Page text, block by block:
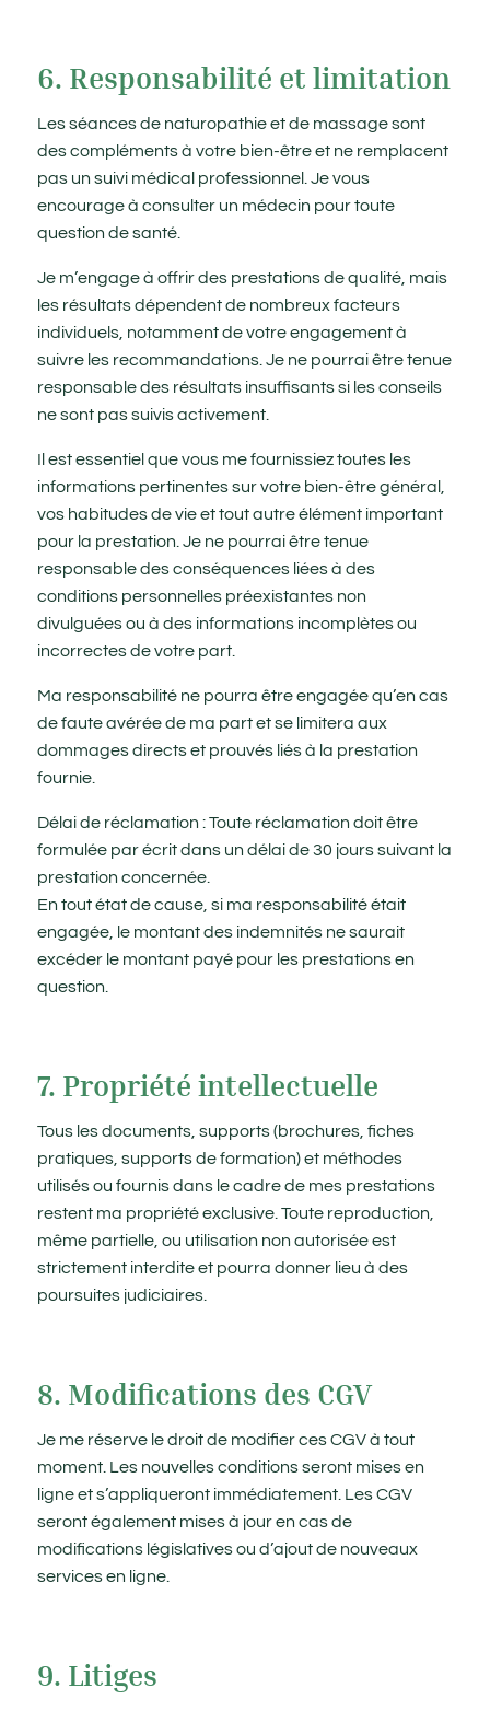
6. Responsabilité et limitation
Les séances de naturopathie et de massage sont
des compléments à votre bien-être et ne remplacent
pas un suivi médical professionnel. Je vous
encourage à consulter un médecin pour toute
question de santé.
Je m’engage à offrir des prestations de qualité, mais
les résultats dépendent de nombreux facteurs
individuels, notamment de votre engagement à
suivre les recommandations. Je ne pourrai être tenue
responsable des résultats insuffisants si les conseils
ne sont pas suivis activement.
Il est essentiel que vous me fournissiez toutes les
informations pertinentes sur votre bien-être général,
vos habitudes de vie et tout autre élément important
pour la prestation. Je ne pourrai être tenue
responsable des conséquences liées à des
conditions personnelles préexistantes non
divulguées ou à des informations incomplètes ou
incorrectes de votre part.
Ma responsabilité ne pourra être engagée qu’en cas
de faute avérée de ma part et se limitera aux
dommages directs et prouvés liés à la prestation
fournie.
Délai de réclamation : Toute réclamation doit être
formulée par écrit dans un délai de 30 jours suivant la
prestation concernée.
En tout état de cause, si ma responsabilité était
engagée, le montant des indemnités ne saurait
excéder le montant payé pour les prestations en
question.
7. Propriété intellectuelle
Tous les documents, supports (brochures, fiches
pratiques, supports de formation) et méthodes
utilisés ou fournis dans le cadre de mes prestations
restent ma propriété exclusive. Toute reproduction,
même partielle, ou utilisation non autorisée est
strictement interdite et pourra donner lieu à des
poursuites judiciaires.
8. Modifications des CGV
Je me réserve le droit de modifier ces CGV à tout
moment. Les nouvelles conditions seront mises en
ligne et s’appliqueront immédiatement. Les CGV
seront également mises à jour en cas de
modifications législatives ou d’ajout de nouveaux
services en ligne.
9. Litiges